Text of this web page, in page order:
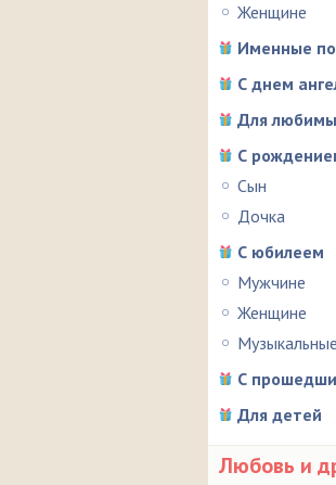
Женщине
Именные
С днем
Для
С
Сын
Дочка
С юбилеем
Мужчине
Женщине
Музыкальные
С
Для детей
Любовь и